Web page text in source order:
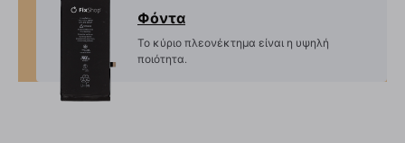
Φόντα
Το κύριο πλεονέκτημα είναι η υψηλή
ποιότητα.